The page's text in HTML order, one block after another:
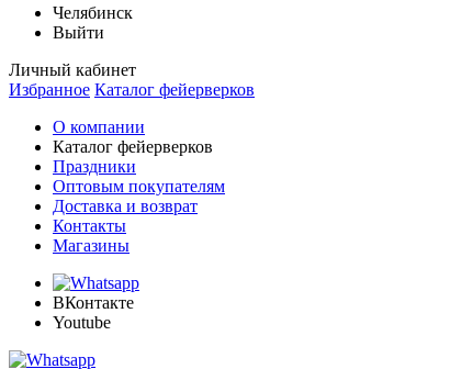
Челябинск
Выйти
Личный кабинет
Избранное Каталог фейерверков
О компании
Каталог фейерверков
Праздники
Оптовым покупателям
Доставка и возврат
Контакты
Магазины
ВКонтакте
Youtube